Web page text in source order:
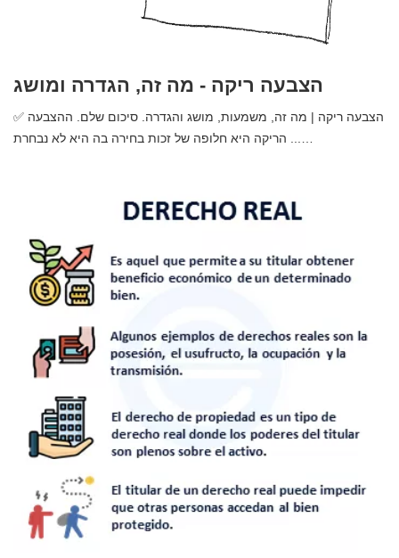
הצבעה ריקה - מה זה, הגדרה ומושג
✅ הצבעה ריקה | מה זה, משמעות, מושג והגדרה. סיכום שלם. ההצבעה